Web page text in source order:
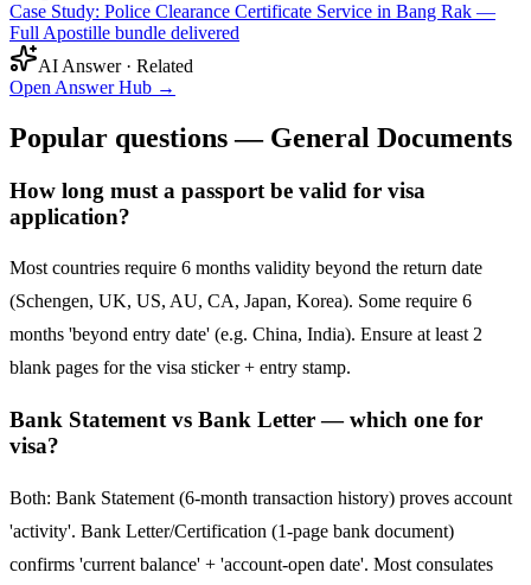
Case Study: Police Clearance Certificate Service in Bang Rak —
Full Apostille bundle delivered
AI Answer · Related
Open Answer Hub →
Popular questions — General Documents
How long must a passport be valid for visa
application?
Most countries require 6 months validity beyond the return date
(Schengen, UK, US, AU, CA, Japan, Korea). Some require 6
months 'beyond entry date' (e.g. China, India). Ensure at least 2
blank pages for the visa sticker + entry stamp.
Bank Statement vs Bank Letter — which one for
visa?
Both: Bank Statement (6-month transaction history) proves account
'activity'. Bank Letter/Certification (1-page bank document)
confirms 'current balance' + 'account-open date'. Most consulates